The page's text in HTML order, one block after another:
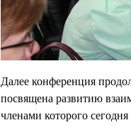
Далее конференция
посвящена развитию
членами которого